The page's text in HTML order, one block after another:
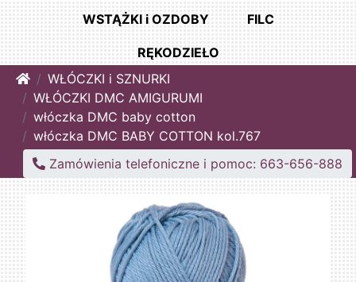
WSTĄŻKI i OZDOBY FILC
RĘKODZIEŁO
HomeWŁÓCZKI i SZNURKI
WŁÓCZKI DMC AMIGURUMI
włóczka DMC baby cotton
włóczka DMC BABY COTTON kol.767
Zamówienia telefoniczne i pomoc: 663-656-888